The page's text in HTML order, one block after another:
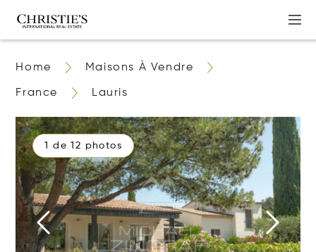
Home Maisons À Vendre
France Lauris
1 de 12 photos